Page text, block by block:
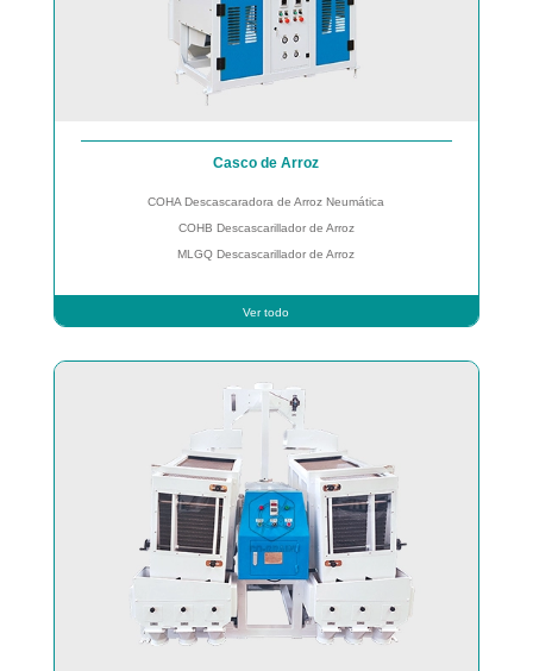
Casco de Arroz
COHA Descascaradora de Arroz Neumática
COHB Descascarillador de Arroz
MLGQ Descascarillador de Arroz
Ver todo